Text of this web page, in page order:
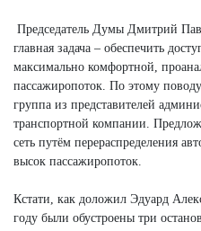
Председатель Думы Дмитрий
главная задача – обеспечить
максимально комфортной,
пассажиропоток. По этому
группа из представителей
транспортной компании.
сеть путём перераспределения
высок пассажиропоток.
Кстати, как доложил Эдуард
году были обустроены три